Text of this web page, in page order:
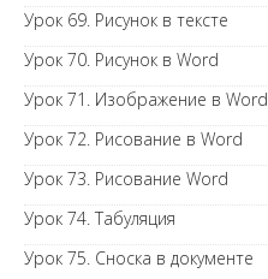
Урок 69. Рисунок в тексте
Урок 70. Рисунок в Word
Урок 71. Изображение в Word
Урок 72. Рисование в Word
Урок 73. Рисование Word
Урок 74. Табуляция
Урок 75. Сноска в документе